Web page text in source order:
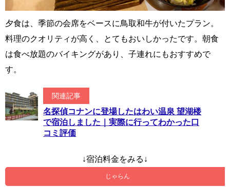
夕食は、季節の会席をベースに鳥取和牛が付いたプラン。
料理のクオリティが高く、とてもおいしかったです。朝食
は食べ放題のバイキングがあり、子連れにもおすすめで
す。
関連記事
名探偵コナンに登場したはわい温泉 望湖楼
で宿泊しました｜実際に行ってわかった口
コミ評価
↓宿泊料金をみる↓
じゃらん